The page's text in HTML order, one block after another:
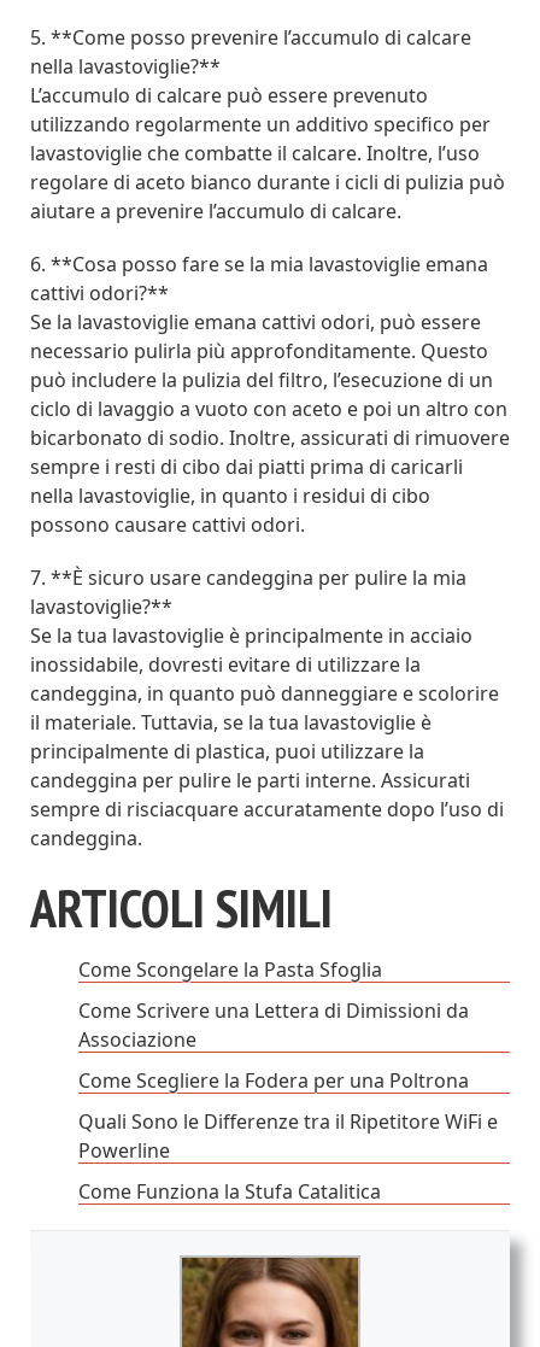
5. **Come posso prevenire l’accumulo di calcare
nella lavastoviglie?**
L’accumulo di calcare può essere prevenuto
utilizzando regolarmente un additivo specifico per
lavastoviglie che combatte il calcare. Inoltre, l’uso
regolare di aceto bianco durante i cicli di pulizia può
aiutare a prevenire l’accumulo di calcare.
6. **Cosa posso fare se la mia lavastoviglie emana
cattivi odori?**
Se la lavastoviglie emana cattivi odori, può essere
necessario pulirla più approfonditamente. Questo
può includere la pulizia del filtro, l’esecuzione di un
ciclo di lavaggio a vuoto con aceto e poi un altro con
bicarbonato di sodio. Inoltre, assicurati di rimuovere
sempre i resti di cibo dai piatti prima di caricarli
nella lavastoviglie, in quanto i residui di cibo
possono causare cattivi odori.
7. **È sicuro usare candeggina per pulire la mia
lavastoviglie?**
Se la tua lavastoviglie è principalmente in acciaio
inossidabile, dovresti evitare di utilizzare la
candeggina, in quanto può danneggiare e scolorire
il materiale. Tuttavia, se la tua lavastoviglie è
principalmente di plastica, puoi utilizzare la
candeggina per pulire le parti interne. Assicurati
sempre di risciacquare accuratamente dopo l’uso di
candeggina.
ARTICOLI SIMILI
Come Scongelare la Pasta Sfoglia
Come Scrivere una Lettera di Dimissioni da
Associazione
Come Scegliere la Fodera per una Poltrona
Quali Sono le Differenze tra il Ripetitore WiFi e
Powerline
Come Funziona la Stufa Catalitica